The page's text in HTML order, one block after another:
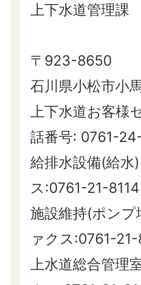
上下水道管理課
〒923-8650
石川県小松市小
上下水道お客様
話番号: 0761-
給排水設備(給
ス:0761-21-8114
施設維持(ポン
ァクス:0761-21-
上水道総合管